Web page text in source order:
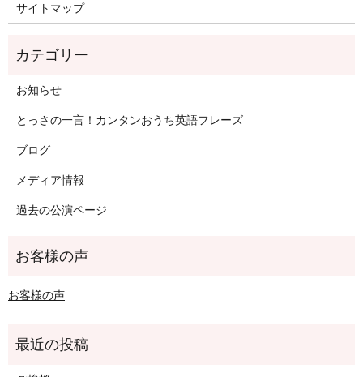
サイトマップ
お知らせ
とっさの一言！カンタンおうち英語フレーズ
ブログ
メディア情報
過去の公演ページ
お客様の声